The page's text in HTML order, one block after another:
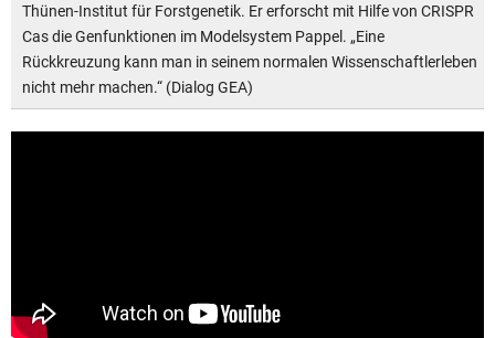
Thünen-Institut für Forstgenetik. Er erforscht mit Hilfe von CRISPR
Cas die Genfunktionen im Modelsystem Pappel. „Eine
Rückkreuzung kann man in seinem normalen Wissenschaftlerleben
nicht mehr machen.“ (Dialog GEA)